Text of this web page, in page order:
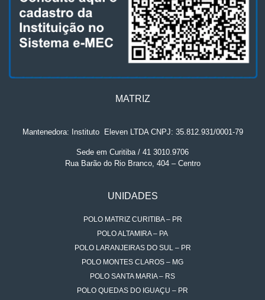
MATRIZ
Mantenedora: Instituto. Eleven LTDA CNPJ: 35.812.931/0001-79
Sede em Curitiba / 41 3010.9706
Rua Barão do Rio Branco, 404 – Centro
UNIDADES
POLO MATRIZ CURITIBA – PR
POLO ALTAMIRA – PA
POLO LARANJEIRAS DO SUL – PR
POLO MONTES CLAROS – MG
POLO SANTA MARIA – RS
POLO QUEDAS DO IGUAÇU – PR